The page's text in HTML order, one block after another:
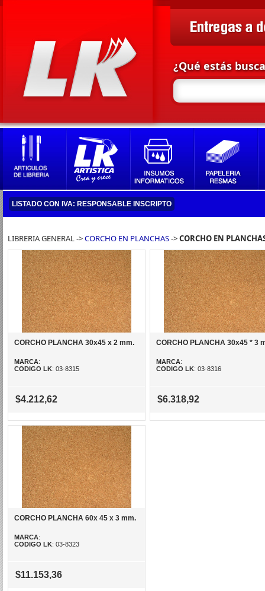
¿Qué estás
LISTADO CON IVA: RESPONSABLE INSCRIPTO
LIBRERIA GENERAL ->CORCHO EN PLANCHAS->CORCHO EN
CORCHO PLANCHA 30x45 x 2 mm.
MARCA:
CODIGO LK: 03-8315
$4.212,62
CORCHO PLANCHA 30x45 * 3
MARCA:
CODIGO LK: 03-8316
$6.318,92
CORCHO PLANCHA 60x 45 x 3 mm.
MARCA:
CODIGO LK: 03-8323
$11.153,36